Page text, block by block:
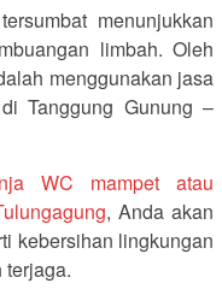
menunjukkan
limbah. Oleh
menggunakan jasa
Tanggung Gunung –
WC mampet atau
, Anda akan
kebersihan lingkungan
terjaga.